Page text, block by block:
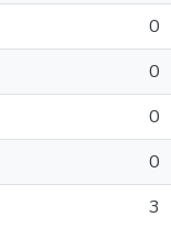
0
0
0
0
3